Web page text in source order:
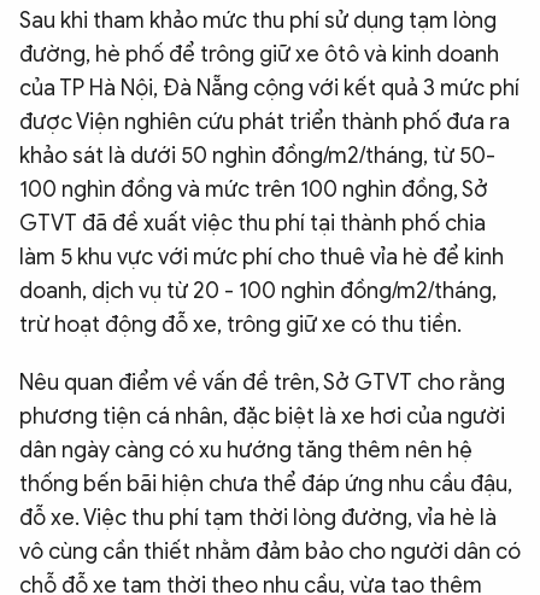
Sau khi tham khảo mức thu phí sử dụng tạm lòng
đường, hè phố để trông giữ xe ôtô và kinh doanh
của TP Hà Nội, Đà Nẵng cộng với kết quả 3 mức phí
được Viện nghiên cứu phát triển thành phố đưa ra
khảo sát là dưới 50 nghìn đồng/m2/tháng, từ 50-
100 nghìn đồng và mức trên 100 nghìn đồng, Sở
GTVT đã đề xuất việc thu phí tại thành phố chia
làm 5 khu vực với mức phí cho thuê vỉa hè để kinh
doanh, dịch vụ từ 20 - 100 nghìn đồng/m2/tháng,
trừ hoạt động đỗ xe, trông giữ xe có thu tiền.
Nêu quan điểm về vấn đề trên, Sở GTVT cho rằng
phương tiện cá nhân, đặc biệt là xe hơi của người
dân ngày càng có xu hướng tăng thêm nên hệ
thống bến bãi hiện chưa thể đáp ứng nhu cầu đậu,
đỗ xe. Việc thu phí tạm thời lòng đường, vỉa hè là
vô cùng cần thiết nhằm đảm bảo cho người dân có
chỗ đỗ xe tạm thời theo nhu cầu, vừa tạo thêm